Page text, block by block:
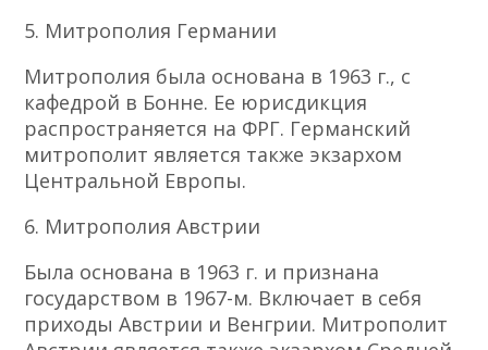
5. Митрополия Германии
Митрополия была основана в 1963 г., с
кафедрой в Бонне. Ее юрисдикция
распространяется на ФРГ. Германский
митрополит является также экзархом
Центральной Европы.
6. Митрополия Австрии
Была основана в 1963 г. и признана
государством в 1967-м. Включает в себя
приходы Австрии и Венгрии. Митрополит